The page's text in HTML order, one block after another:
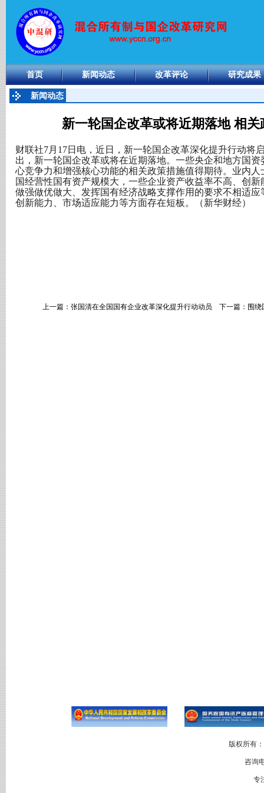
首页 新闻动态 改革评论 研究成果
新闻动态
新一轮国企改革或将近期落地 相
财联社7月17日电，近日，新一轮国企改革深化提升行动将
出，新一轮国企改革或将在近期落地。一些央企和地方国
心竞争力和增强核心功能的相关政策措施值得期待。业内
国经营性国有资产规模大，一些企业资产收益率不高、创
做强做优做大、发挥国有经济战略支撑作用的要求不相适
创新能力、市场适应能力等方面存在短板。（新华财经）
上一篇： 张国清在全国国有企业改革深化提升行动动员 下一篇： 围
版权所有
咨询
专